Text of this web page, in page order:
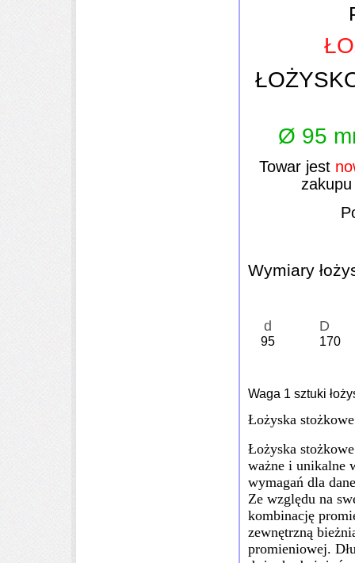
Ø 95
Towar jest
Wymiary
d D
95 170
Waga 1 sztuki
Łożyska stożkowe
Łożyska
ważne i unikalne
wymagań dla
Ze względu na
kombinację
zewnętrzną
promieniowej.